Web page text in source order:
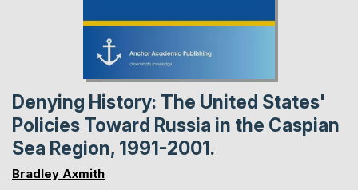
Denying History: The United States'
Policies Toward Russia in the Caspian
Sea Region, 1991-2001.
Bradley Axmith